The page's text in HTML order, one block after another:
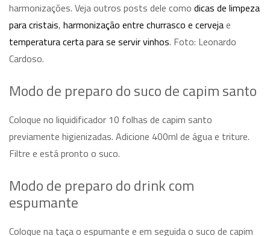
harmonizações. Veja outros posts dele como dicas de limpeza
para cristais, harmonização entre churrasco e cervejae
temperatura certa para se servir vinhos. Foto: Leonardo
Cardoso.
Modo de preparo do suco de capim santo
Coloque no liquidificador 10 folhas de capim santo
previamente higienizadas. Adicione 400ml de água e triture.
Filtre e está pronto o suco.
Modo de preparo do drink com
espumante
Coloque na taça o espumante e em seguida o suco de capim